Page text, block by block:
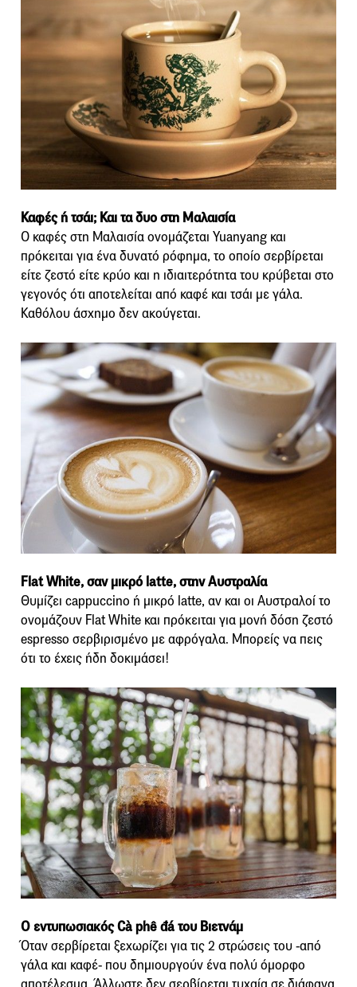
Καφές ή τσάι; Και τα δυο στη Μαλαισία
Ο καφές στη Μαλαισία ονομάζεται Yuanyang και
πρόκειται για ένα δυνατό ρόφημα, το οποίο σερβίρεται
είτε ζεστό είτε κρύο και η ιδιαιτερότητα του κρύβεται στο
γεγονός ότι αποτελείται από καφέ και τσάι με γάλα.
Καθόλου άσχημο δεν ακούγεται.
Flat White, σαν μικρό latte, στην Αυστραλία
Θυμίζει cappuccino ή μικρό latte, αν και οι Αυστραλοί το
ονομάζουν Flat White και πρόκειται για μονή δόση ζεστό
espresso σερβιρισμένο με αφρόγαλα. Μπορείς να πεις
ότι το έχεις ήδη δοκιμάσει!
Ο εντυπωσιακός Cà phê đá του Βιετνάμ
Όταν σερβίρεται ξεχωρίζει για τις 2 στρώσεις του -από
γάλα και καφέ- που δημιουργούν ένα πολύ όμορφο